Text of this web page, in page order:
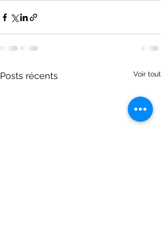
Posts récents Voir tout